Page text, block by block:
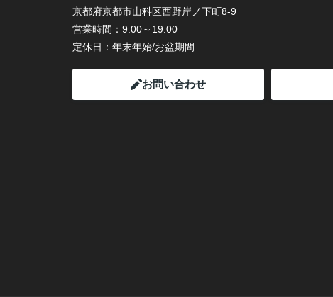
京都府京都市山科区西野岸ノ下町8-9
営業時間： 9:00～19:00
定休日： 年末年始/お盆期間
お問い合わせ